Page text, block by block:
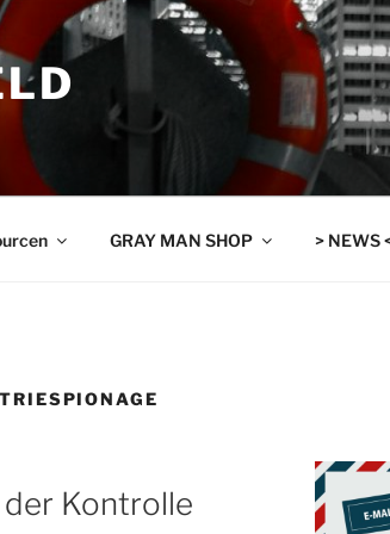
GRAY MAN SHOP > NEWS
der Kontrolle